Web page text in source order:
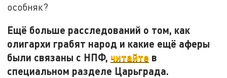
особняк?
Ещё больше расследований о том, как
олигархи грабят народ и какие ещё аферы
были связаны с НПФ, читайте в
специальном разделе Царьграда.